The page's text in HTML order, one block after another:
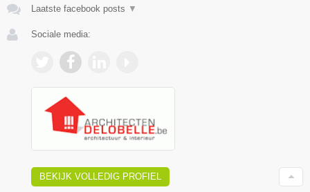
Laatste facebook posts ▼
Sociale media:
BEKIJK VOLLEDIG PROFIEL